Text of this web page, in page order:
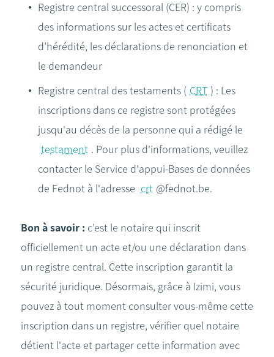
Registre central successoral (CER) : y compris
des informations sur les actes et certificats
d’hérédité, les déclarations de renonciation et
le demandeur
Registre central des testaments ( CRT ) : Les
inscriptions dans ce registre sont protégées
jusqu'au décès de la personne qui a rédigé le
testament . Pour plus d'informations, veuillez
contacter le Service d'appui-Bases de données
de Fednot à l'adresse crt @fednot.be.
Bon à savoir : c’est le notaire qui inscrit
officiellement un acte et/ou une déclaration dans
un registre central. Cette inscription garantit la
sécurité juridique. Désormais, grâce à Izimi, vous
pouvez à tout moment consulter vous-même cette
inscription dans un registre, vérifier quel notaire
détient l'acte et partager cette information avec